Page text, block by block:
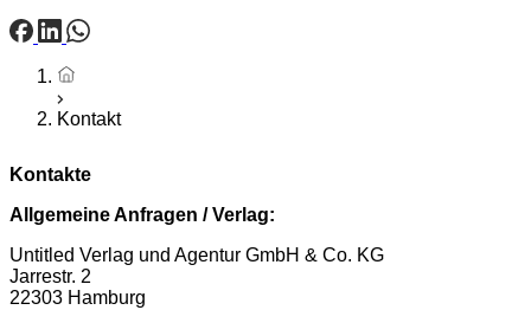
Startseite
Kontakt
Kontakte
Allgemeine Anfragen / Verlag:
Untitled Verlag und Agentur GmbH & Co. KG
Jarrestr. 2
22303 Hamburg